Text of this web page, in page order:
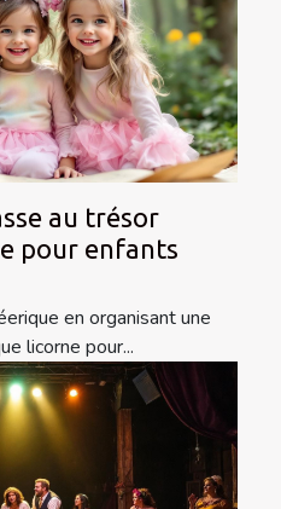
au trésor
pour enfants
en organisant une
licorne pour...